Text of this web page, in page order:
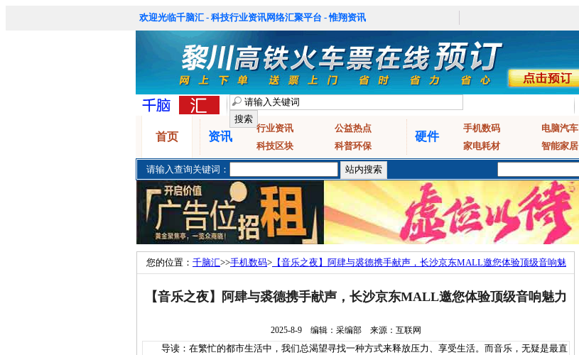
欢迎光临千脑汇 - 科技行业资讯网络汇聚平台 - 惟翔资讯
首页 资讯
行业资讯
公益热点
科技区块
科普环保
硬件
手机数码
电脑汽车
家电耗材
智能家居
请输入查询关键词：
您的位置： 千脑汇>>手机数码> 【音乐之夜】阿肆与裘德携手献声，长沙京东MALL邀您体验顶级音响魅
【音乐之夜】阿肆与裘德携手献声，长沙京东MALL邀您体验顶级音响魅力
2025-8-9 编辑：采编部 来源：互联网
导读：在繁忙的都市生活中，我们总渴望寻找一种方式来释放压力、享受生活。而音乐，无疑是最直